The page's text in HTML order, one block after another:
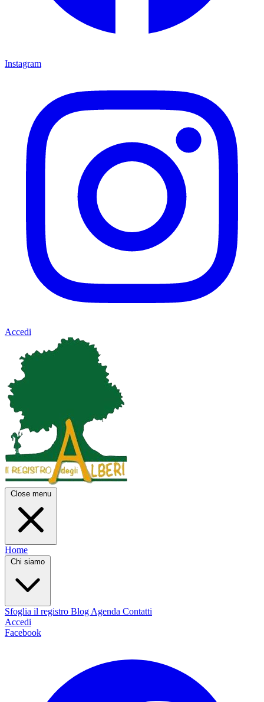
Instagram
Accedi
Close menu
Home
Chi siamo
Sfoglia il registro Blog Agenda Contatti
Accedi
Facebook